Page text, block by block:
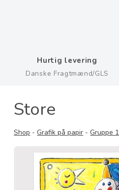
Hurtig levering
Danske Fragtmænd/GLS
Store
Shop -Grafik på papir -Gruppe 1